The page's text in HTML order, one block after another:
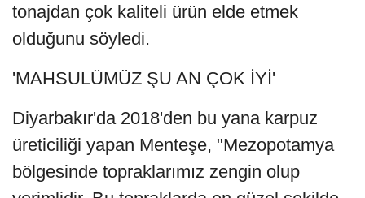
tonajdan çok kaliteli ürün elde etmek
olduğunu söyledi.
'MAHSULÜMÜZ ŞU AN ÇOK İYİ'
Diyarbakır'da 2018'den bu yana karpuz
üreticiliği yapan Menteşe, "Mezopotamya
bölgesinde topraklarımız zengin olup